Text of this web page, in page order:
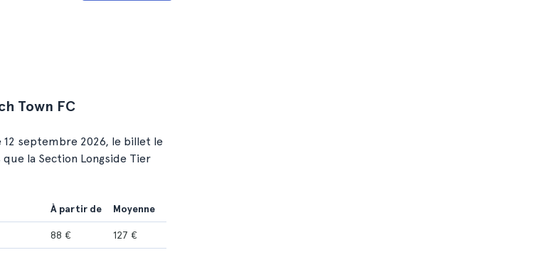
Town FC
12 septembre 2026, le billet le
la Section Longside Tier
À partir de Moyenne
88 € 127 €